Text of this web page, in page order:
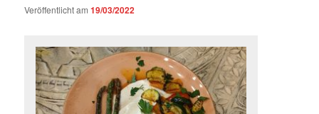
Veröffentlicht am19/03/2022